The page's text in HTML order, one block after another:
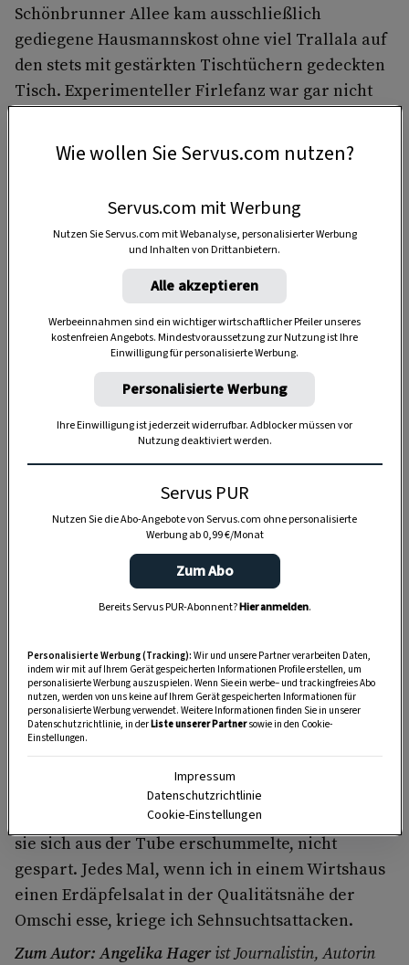
Schönbrunner Allee kam ausschließlich
gediegene Hausmannskost ohne viel Trallala auf
den stets mit gestärkten Tischtüchern gedeckten
Tisch. Experimenteller Firlefanz war gar nicht
die Pfanne – maximal ein Kabeljau. Und natürlich
alles paniert.
„Das Kalbfleisch unter den Fischen“
In der Welt der Herma-Oma verstand man unter
Essstörungen allerhöchstens, dass man beim
Essen nicht gestört werden wollte. Kalorien
wurden geherzt und nicht gezählt. Für den
hegte meine Omschi eine besondere
Liebe, weil er so schön fest und durchaus auch
ein wenig fett war,„das Kalbfleisch unter den
Fischen“, wie sie das nannte.
Natürlich war beimErdäpfelsalat
Selektionswachsamkeit bei den Zutaten
angebracht. Kipfler nahm sie selten, sondern die
klassischen Speckigen, fast immer mit rotem
Zwiebel. Der hatte diese gewisse Süße.
Rindsuppeüber die noch warmen, geschälten
und bloß nicht zu dick geschnittenen Erdäpfel
gegossen, ehe sie sich in der Marinade
vollsaugen konnten. Wenn sie keck drauf war,
hackte sie noch ein paarKapern und
in den Salat.
„Sauce Trara“wurde an Mayonnaise, die
sie sich aus der Tube erschummelte, nicht
gespart. Jedes Mal, wenn ich in einem Wirtshaus
einen Erdäpfelsalat in der Qualitätsnähe der
Omschi esse, kriege ich Sehnsuchtsattacken.
Zum Autor: Angelika Hagerist Journalistin, Autorin
Wie wollen Sie Servus.com nutzen?
Servus.com mit Werbung
Nutzen Sie Servus.com mit Webanalyse, personalisierter Werbung
und Inhalten von Drittanbietern.
Alle akzeptieren
Werbeeinnahmen sind ein wichtiger wirtschaftlicher Pfeiler unseres
kostenfreien Angebots. Mindestvoraussetzung zur Nutzung ist Ihre
Einwilligung für personalisierte Werbung.
Personalisierte Werbung
Ihre Einwilligung ist jederzeit widerrufbar. Adblocker müssen vor
Nutzung deaktiviert werden.
Servus PUR
Nutzen Sie die Abo-Angebote von Servus.com ohne personalisierte
Werbung ab 0,99 €/Monat
Zum Abo
Bereits Servus PUR-Abonnent?Hier anmelden.
Personalisierte Werbung (Tracking): Wir und unsere Partner verarbeiten Daten,
indem wir mit auf Ihrem Gerät gespeicherten Informationen Profile erstellen, um
personalisierte Werbung auszuspielen. Wenn Sie ein werbe– und trackingfreies Abo
nutzen, werden von uns keine auf Ihrem Gerät gespeicherten Informationen für
personalisierte Werbung verwendet. Weitere Informationen finden Sie in unserer
Datenschutzrichtlinie, in derListe unserer Partnersowie in den Cookie-
Einstellungen.
Impressum
Datenschutzrichtlinie
Cookie-Einstellungen